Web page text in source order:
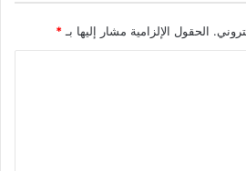
الحقول الإلزامية مشار إليها بـ *